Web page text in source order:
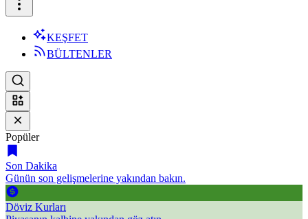
KEŞFET
BÜLTENLER
Popüler
Son Dakika
Günün son gelişmelerine yakından bakın.
Döviz Kurları